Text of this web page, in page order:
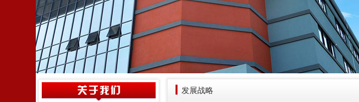
发展战略